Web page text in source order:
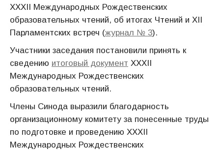
XXХII Международных Рождественских
образовательных чтений, об итогах Чтений и ХII
Парламентских встреч (журнал № 3).
Участники заседания постановили принять к
сведению итоговый документ XXХII
Международных Рождественских
образовательных чтений.
Члены Синода выразили благодарность
организационному комитету за понесенные труды
по подготовке и проведению XXХII
Международных Рождественских